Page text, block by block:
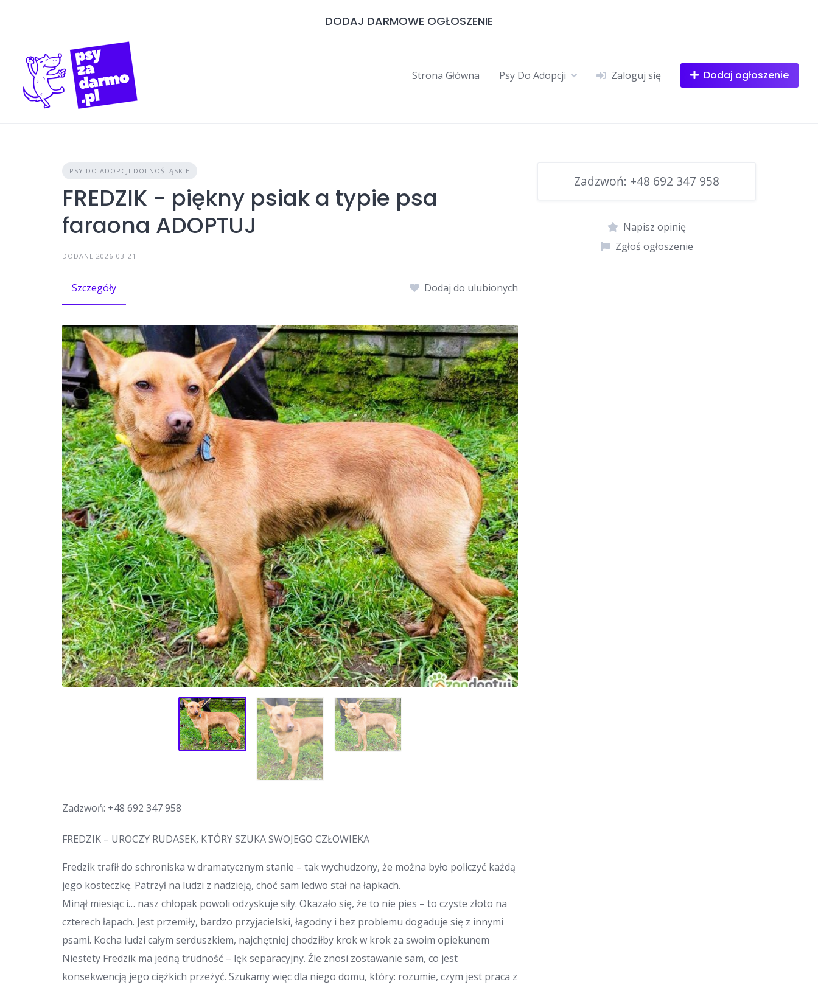
DODAJ DARMOWE OGŁOSZENIE
Strona Główna Psy Do Adopcji Zaloguj się Dodaj ogłoszenie
PSY DO ADOPCJI DOLNOŚLĄSKIE
FREDZIK - piękny psiak a typie psa
faraona ADOPTUJ
DODANE 2026-03-21
Szczegóły Dodaj do ulubionych
Zadzwoń: +48 692 347 958
FREDZIK – UROCZY RUDASEK, KTÓRY SZUKA SWOJEGO CZŁOWIEKA
Fredzik trafił do schroniska w dramatycznym stanie – tak wychudzony, że można było policzyć każdą
jego kosteczkę. Patrzył na ludzi z nadzieją, choć sam ledwo stał na łapkach.
Minął miesiąc i… nasz chłopak powoli odzyskuje siły. Okazało się, że to nie pies – to czyste złoto na
czterech łapach. Jest przemiły, bardzo przyjacielski, łagodny i bez problemu dogaduje się z innymi
psami. Kocha ludzi całym serduszkiem, najchętniej chodziłby krok w krok za swoim opiekunem
Niestety Fredzik ma jedną trudność – lęk separacyjny. Źle znosi zostawanie sam, co jest
konsekwencją jego ciężkich przeżyć. Szukamy więc dla niego domu, który: rozumie, czym jest praca z
Zadzwoń: +48 692 347 958
Napisz opinię
Zgłoś ogłoszenie